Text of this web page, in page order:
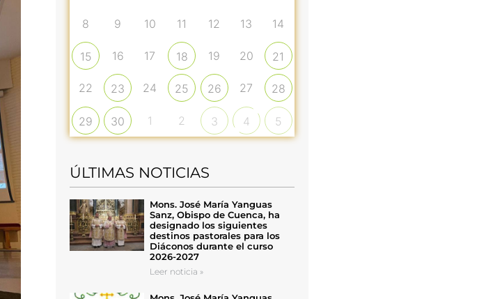
8 9 10 11 12 13 14
15 16 17 18 19 20 21
22 23 24 25 26 27 28
29 30 1 2 3 4 5
ÚLTIMAS NOTICIAS
Mons. José María Yanguas
Sanz, Obispo de Cuenca, ha
designado los siguientes
destinos pastorales para los
Diáconos durante el curso
2026-2027
Leer noticia »